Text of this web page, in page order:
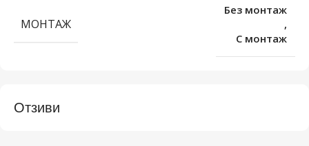
МОНТАЖ
Без монтаж
,
С монтаж
Отзиви